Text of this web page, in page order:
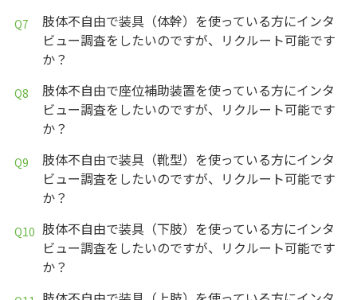
肢体不自由で装具（体幹）を使っている方にインタ
ビュー調査をしたいのですが、リクルート可能です
か？
肢体不自由で座位補助装置を使っている方にインタ
ビュー調査をしたいのですが、リクルート可能です
か？
肢体不自由で装具（靴型）を使っている方にインタ
ビュー調査をしたいのですが、リクルート可能です
か？
肢体不自由で装具（下肢）を使っている方にインタ
ビュー調査をしたいのですが、リクルート可能です
か？